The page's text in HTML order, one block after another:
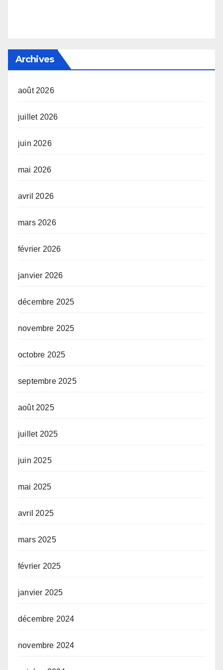
Archives
août 2026
juillet 2026
juin 2026
mai 2026
avril 2026
mars 2026
février 2026
janvier 2026
décembre 2025
novembre 2025
octobre 2025
septembre 2025
août 2025
juillet 2025
juin 2025
mai 2025
avril 2025
mars 2025
février 2025
janvier 2025
décembre 2024
novembre 2024